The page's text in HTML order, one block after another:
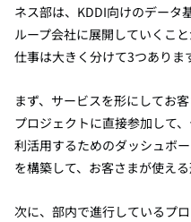
ネス部は、KDDI向けのデータ
ループ会社に展開していくこ
仕事は大きく分けて3つありま
まず、サービスを形にしてお
プロジェクトに直接参加して
利活用するためのダッシュボ
を構築して、お客さまが使える
次に、部内で進行しているプ